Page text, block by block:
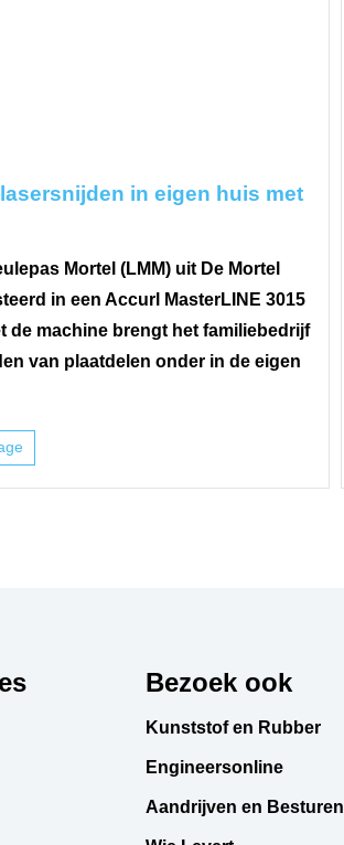
in eigen huis met
Mortel (LMM) uit De Mortel
in een Accurl MasterLINE 3015
de machine brengt het familiebedrijf
van plaatdelen onder in de eigen
Bezoek ook
Kunststof en Rubber
Engineersonline
Aandrijven en Besturen